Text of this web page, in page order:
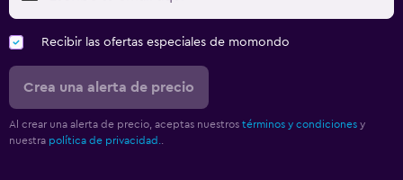
Recibir las ofertas especiales de momondo
Crea una alerta de precio
Al crear una alerta de precio, aceptas nuestros términos y condiciones y
nuestra política de privacidad.